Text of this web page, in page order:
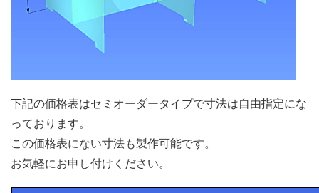
下記の価格表はセミオーダータイプで寸法は自由指定にな
っております。
この価格表にない寸法も製作可能です。
お気軽にお申し付けください。